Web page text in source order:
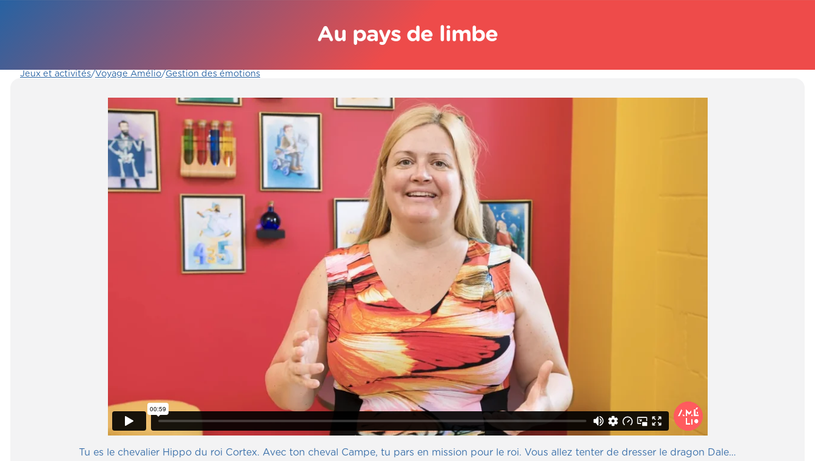
Au pays de limbe
Jeux et activités/Voyage Amélio/Gestion des émotions
Tu es le chevalier Hippo du roi Cortex. Avec ton cheval Campe, tu pars en mission pour le roi. Vous allez tenter de dresser le dragon Dale…